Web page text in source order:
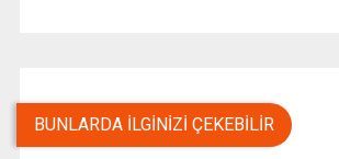
BUNLARDA İLGINIZI ÇEKEBILIR